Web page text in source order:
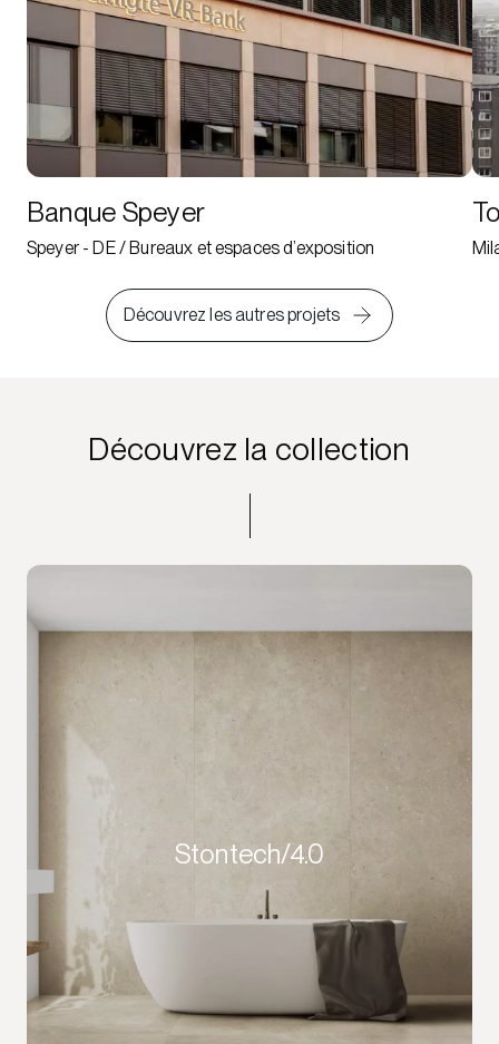
Banque Speyer
Speyer - DE / Bureaux et espaces d’exposition
Découvrez les autres projets
Découvrez la collection
Stontech/4.0